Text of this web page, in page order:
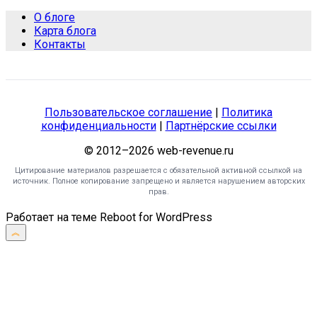
О блоге
Карта блога
Контакты
Пользовательское соглашение | Политика
конфиденциальности| Партнёрские ссылки
© 2012–2026 web-revenue.ru
Цитирование материалов разрешается с обязательной активной ссылкой на
источник. Полное копирование запрещено и является нарушением авторских
прав.
Работает на теме Reboot for WordPress